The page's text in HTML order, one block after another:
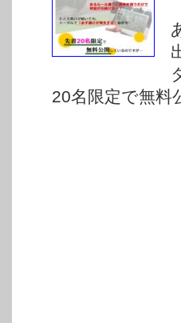
20名限定で無料